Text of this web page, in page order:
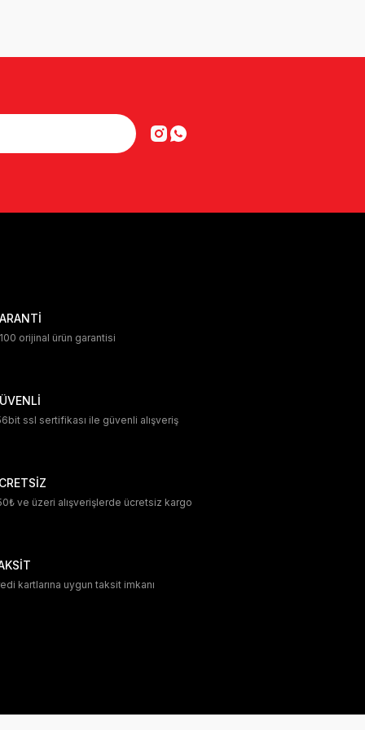
orijinal ürün garantisi
ssl sertifikası ile güvenli alışveriş
ve üzeri alışverişlerde ücretsiz kargo
kartlarına uygun taksit imkanı